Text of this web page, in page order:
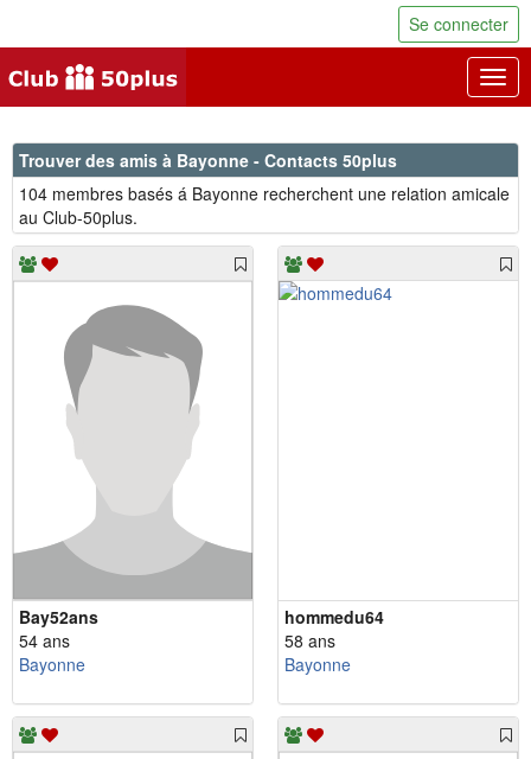
Se connecter
Trouver des amis à Bayonne - Contacts 50plus
104 membres basés á Bayonne recherchent une relation amicale
au Club-50plus.
Bay52ans
54 ans
Bayonne
hommedu64
58 ans
Bayonne